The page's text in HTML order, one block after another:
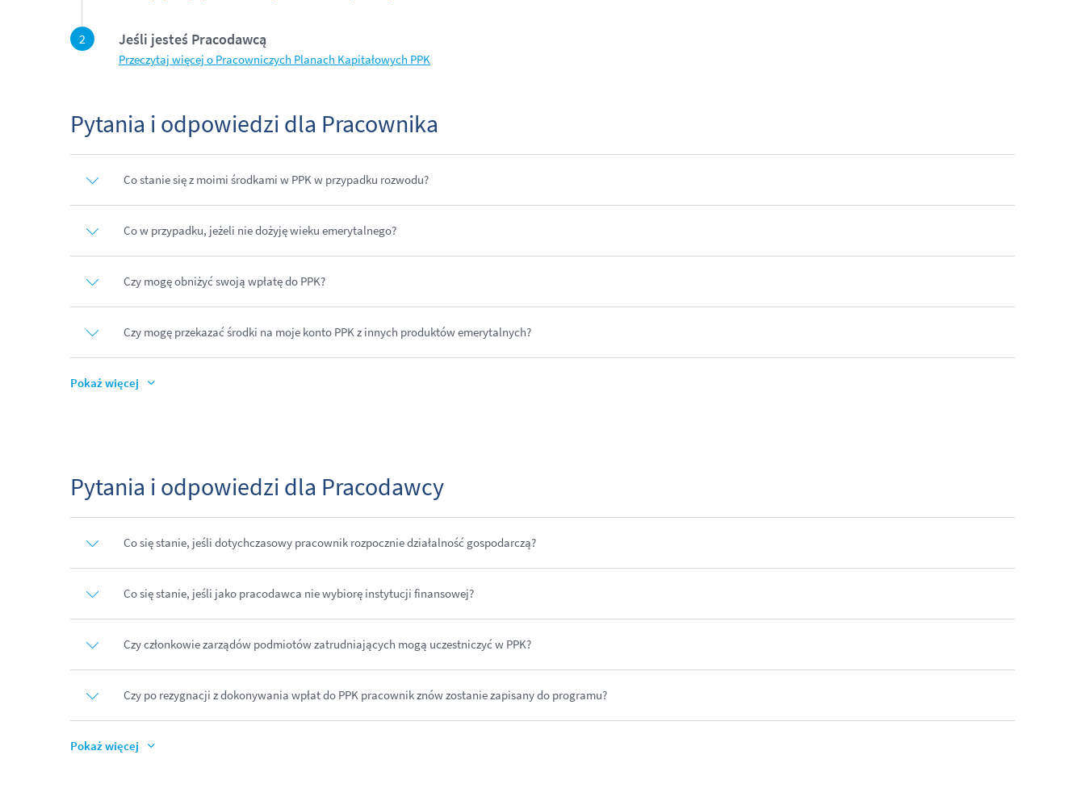
Jeśli jesteś Pracodawcą
Przeczytaj więcej o Pracowniczych Planach Kapitałowych PPK
Pytania i odpowiedzi dla Pracownika
Co stanie się z moimi środkami w PPK w przypadku rozwodu?
Co w przypadku, jeżeli nie dożyję wieku emerytalnego?
Czy mogę obniżyć swoją wpłatę do PPK?
Czy mogę przekazać środki na moje konto PPK z innych produktów emerytalnych?
Pokaż więcej
Pytania i odpowiedzi dla Pracodawcy
Co się stanie, jeśli dotychczasowy pracownik rozpocznie działalność gospodarczą?
Co się stanie, jeśli jako pracodawca nie wybiorę instytucji finansowej?
Czy członkowie zarządów podmiotów zatrudniających mogą uczestniczyć w PPK?
Czy po rezygnacji z dokonywania wpłat do PPK pracownik znów zostanie zapisany do programu?
Pokaż więcej